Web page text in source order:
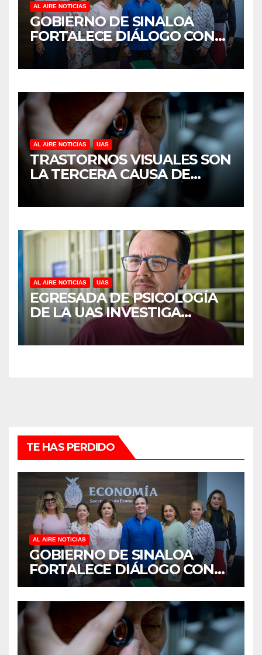
AL AIRE NOTICIAS
GOBIERNO DE SINALOA
FORTALECE DIÁLOGO CON
MUJERES EMPRESARIAS DE
CULIACÁN
AL AIRE NOTICIAS UAS
TRASTORNOS VISUALES SON
LA TERCERA CAUSA DE
DISCAPACIDAD EN MÉXICO,
REVELA ESTUDIO DEL
AL AIRE NOTICIAS UAS
EGRESADA DE PSICOLOGÍA
DE LA UAS INVESTIGA
DUELO ANTICIPADO Y
SOBRECARGA EN
TE HAS PERDIDO
AL AIRE NOTICIAS
GOBIERNO DE SINALOA
FORTALECE DIÁLOGO CON
MUJERES EMPRESARIAS DE
CULIACÁN